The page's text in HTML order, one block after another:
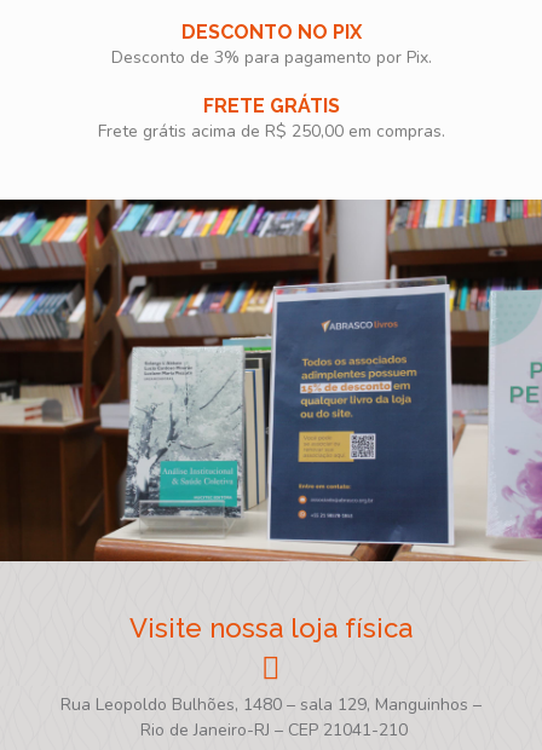
DESCONTO NO PIX
Desconto de 3% para pagamento por Pix.
FRETE GRÁTIS
Frete grátis acima de R$ 250,00 em compras.
Visite nossa loja física
Rua Leopoldo Bulhões, 1480 – sala 129, Manguinhos –
Rio de Janeiro-RJ – CEP 21041-210